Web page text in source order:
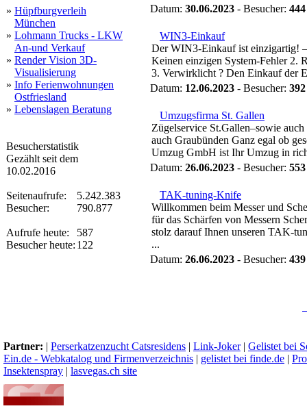
» Hüpfburgverleih
München
» Lohmann Trucks - LKW
An-und Verkauf
» Render Vision 3D-
Visualisierung
» Info Ferienwohnungen
Ostfriesland
» Lebenslagen Beratung
Besucherstatistik
Gezählt seit dem
10.02.2016
Seitenaufrufe:
Besucher:
Aufrufe heute:
Besucher heute:
5.242.383
790.877
587
122
Datum: 30.06.2023 - Besucher: 444
WIN3-Einkauf
Der WIN3-Einkauf ist einzigartig!
Keinen einzigen System-Fehler 2.
3. Verwirklicht ? Den Einkauf der
Datum: 12.06.2023 - Besucher: 392
Umzugsfirma St. Gallen
Zügelservice St.Gallen–sowie
auch Graubünden Ganz egal ob
Umzug GmbH ist Ihr Umzug in
Datum: 26.06.2023 - Besucher: 553
TAK-tuning-Knife
Willkommen beim Messer und
für das Schärfen von Messern
stolz darauf Ihnen unseren TAK-
...
Datum: 26.06.2023 - Besucher: 439
Partner: | Perserkatzenzucht Catsresidens | Link-Joker| Gelistet bei
Ein.de - Webkatalog und Firmenverzeichnis | gelistet bei finde.de |
Insektenspray | lasvegas.ch site